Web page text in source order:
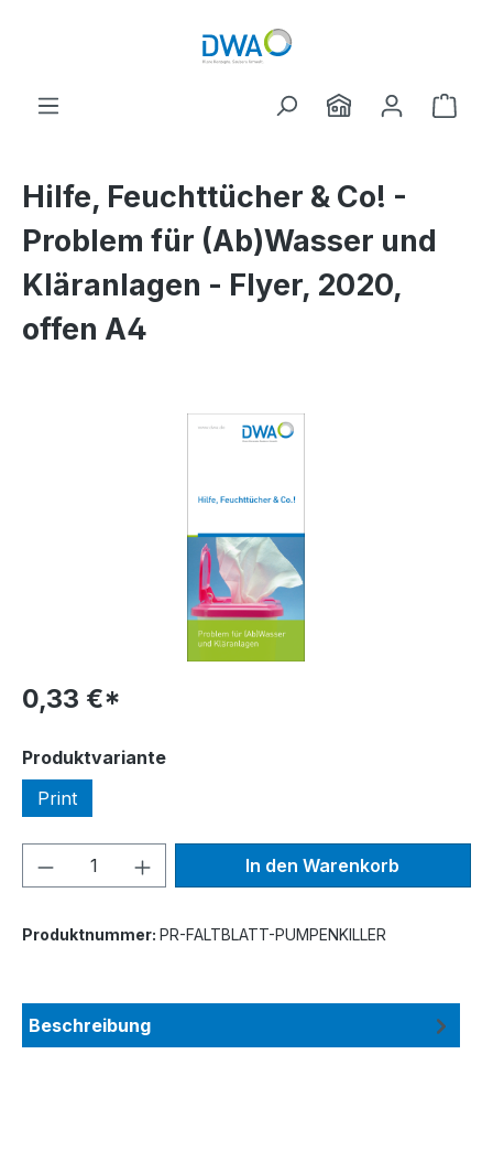
Hilfe, Feuchttücher & Co! -
Problem für (Ab)Wasser und
Kläranlagen - Flyer, 2020,
offen A4
Bildergalerie überspringen
0,33 €*
Produktvarianteauswählen
Print
Produkt Anzahl: Gib denIn den Warenkorb
Produktnummer: PR-FALTBLATT-PUMPENKILLER
Beschreibung